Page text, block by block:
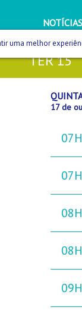
NOTÍCIAS
TER15
17 de
uma melhor